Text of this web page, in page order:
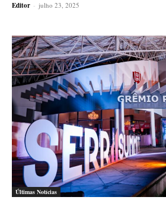
Editor - julho 23, 2025
Últimas Notícias